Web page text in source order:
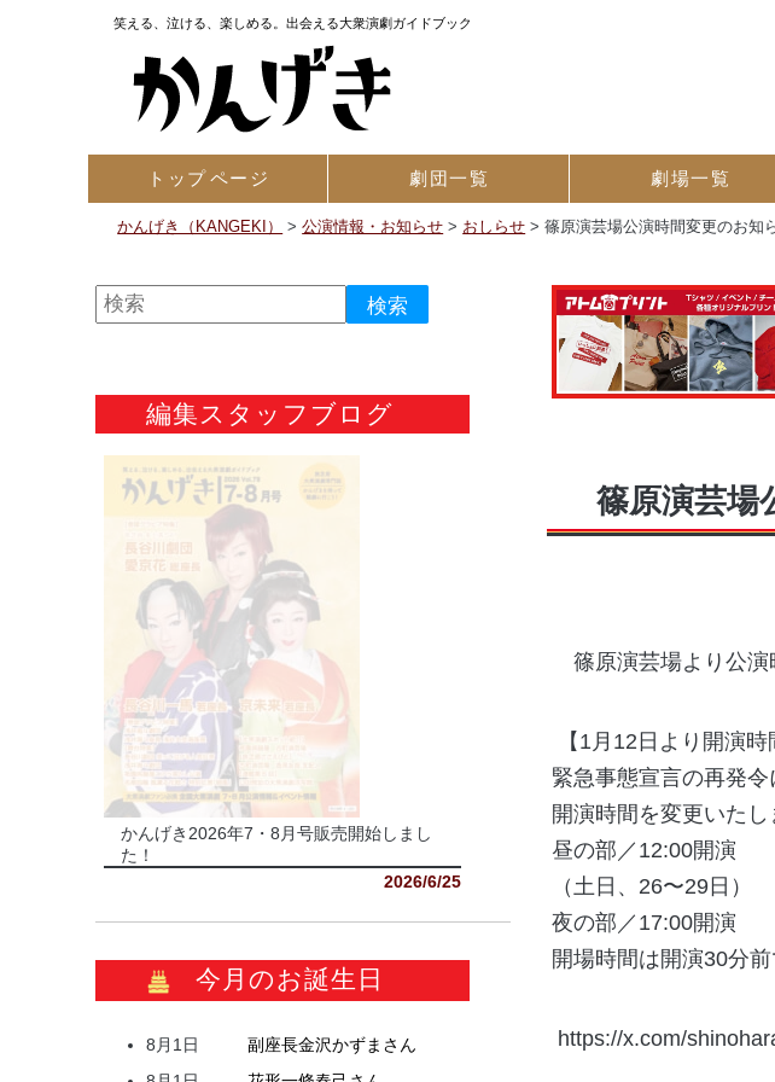
笑える、泣ける、楽しめる。出会える大衆演劇ガイドブック
トップページ 劇団一覧 劇場一覧
かんげき（KANGEKI） >公演情報・お知らせ > おしらせ >篠原演芸場公演時間変更のお知
篠原演芸場
篠原演芸場より公演
【1月12日より開演時
緊急事態宣言の再発令
開演時間を変更いたし
昼の部／12:00開演
（土日、26〜29日）
夜の部／17:00開演
開場時間は開演30分
https://x.com/
編集スタッフブログ
かんげき2026年7・8月号販売開始しまし
た！
2026/6/25
今月のお誕生日
8月1日 副座長金沢かずま さん